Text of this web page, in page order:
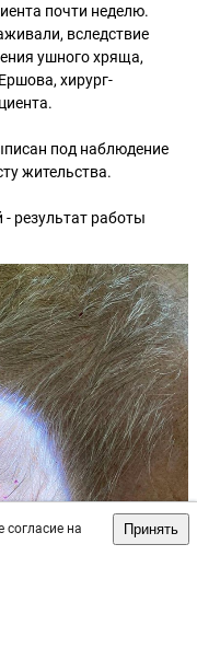
согласие на
Принять
почти неделю.
вследствие
ушного хряща,
хирург-
под наблюдение
жительства.
результат работы